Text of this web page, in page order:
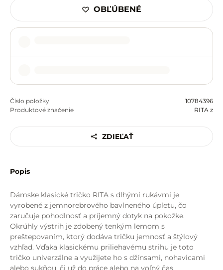
OBĽÚBENÉ
Číslo položky
10784396
Produktové značenie
RITA z
ZDIEĽAŤ
Popis
Dámske klasické tričko RITA s dlhými rukávmi je
vyrobené z jemnorebrového bavlneného úpletu, čo
zaručuje pohodlnosť a príjemný dotyk na pokožke.
Okrúhly výstrih je zdobený tenkým lemom s
preštepovaním, ktorý dodáva tričku jemnosť a štýlový
vzhľad. Vďaka klasickému priliehavému strihu je toto
tričko univerzálne a využijete ho s džínsami, nohavicami
alebo sukňou, či už do práce alebo na voľný čas.